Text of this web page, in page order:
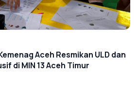
Aceh Resmikan ULD dan
di MIN 13 Aceh Timur